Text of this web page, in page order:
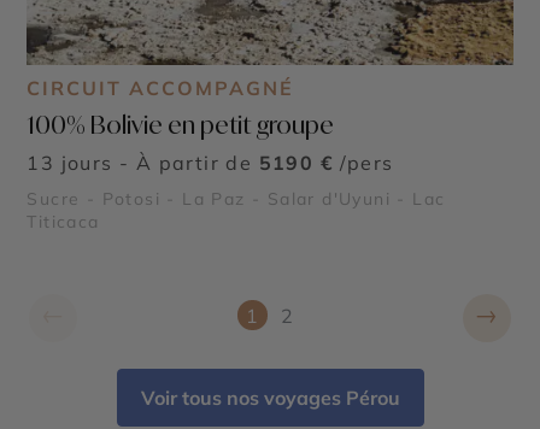
CIRCUIT ACCOMPAGNÉ
100% Bolivie en petit groupe
13 jours - À partir de 5190 € /pers
Sucre - Potosi - La Paz - Salar d'Uyuni - Lac
Titicaca
1 2 →
Voir tous nos voyages Pérou